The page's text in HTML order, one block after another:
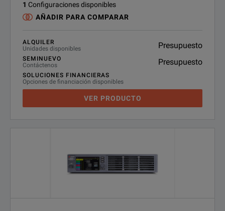
1 Configuraciones disponibles
AÑADIR PARA COMPARAR
ALQUILER
Unidades disponibles
Presupuesto
SEMINUEVO
Contáctenos
Presupuesto
SOLUCIONES FINANCIERAS
Opciones de financiación disponibles
VER PRODUCTO